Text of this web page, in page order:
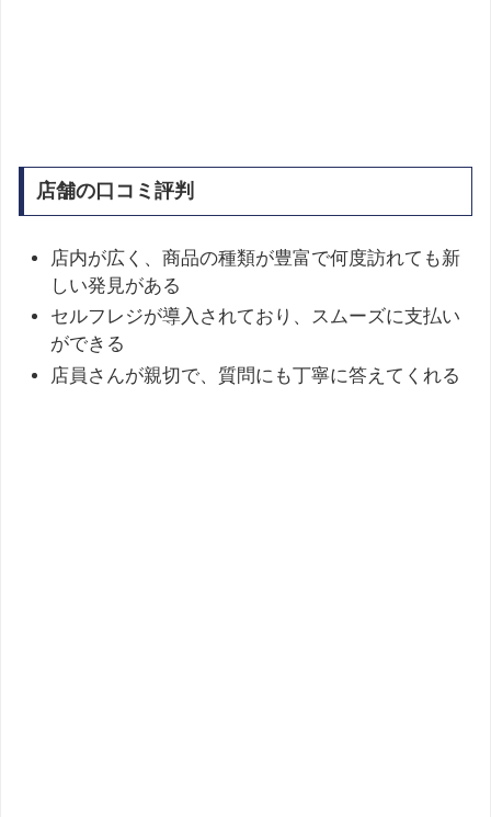
店舗の口コミ評判
店内が広く、商品の種類が豊富で何度訪れても新
しい発見がある
セルフレジが導入されており、スムーズに支払い
ができる
店員さんが親切で、質問にも丁寧に答えてくれる